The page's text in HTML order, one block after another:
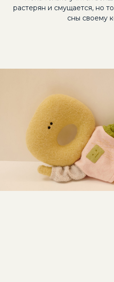
растерян и смущается, но
сны своему